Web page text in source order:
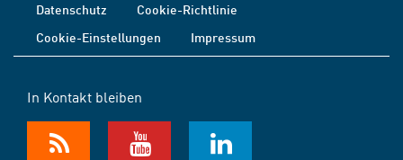
Datenschutz
Cookie-Richtlinie
Cookie-Einstellungen
Impressum
In Kontakt bleiben